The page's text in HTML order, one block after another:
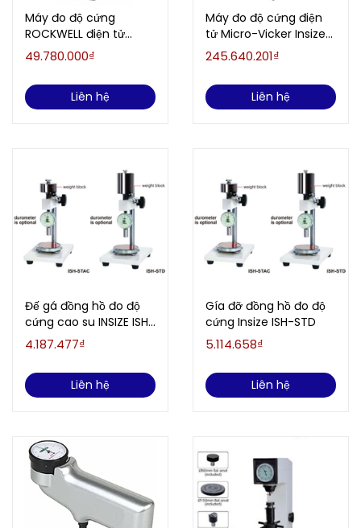
Máy đo độ cứng
ROCKWELL điện tử
Insize ISH-MRD200
49.780.000₫
Liên hệ
Máy đo độ cứng điện
tử Micro-Vicker Insize
ISH-TDV1000A
245.640.201₫
Liên hệ
Đế gá đồng hồ đo độ
cứng cao su INSIZE ISH-
STAC
4.187.477₫
Liên hệ
Gía đỡ đồng hồ đo độ
cứng Insize ISH-STD
5.114.658₫
Liên hệ